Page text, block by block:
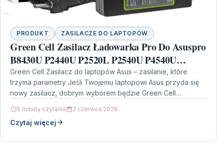
PRODUKT ZASILACZE DO LAPTOPÓW
Green Cell Zasilacz Ładowarka Pro Do Asuspro
B8430U P2440U P2520L P2540U P4540U
P5430U Asus Zenbook Ux51Vz , 19V 4.74A 90W
(Ad105P)
Green Cell Zasilacz do laptopów Asus – zasilanie, które
trzyma parametry Jeśli Twojemu laptopowi Asus przyda się
nowy zasilacz, dobrym wyborem będzie Green Cell…
5 minuty czytania 2 czerwca 2026
Czytaj więcej